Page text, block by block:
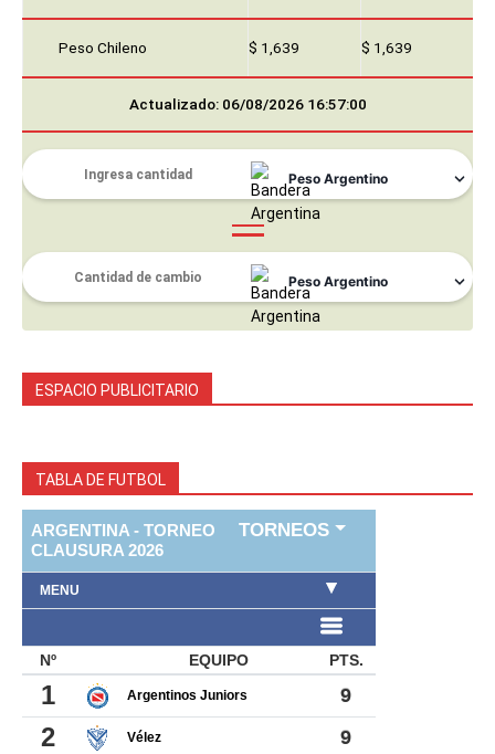
Peso Chileno $ 1,639 $ 1,639
Actualizado: 06/08/2026 16:57:00
ESPACIO PUBLICITARIO
TABLA DE FUTBOL